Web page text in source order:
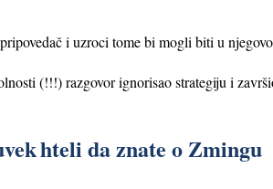
i uzroci tome bi mogli biti u
(!!!) razgovor ignorisao strategiju i
hteli da znate o Zmingu